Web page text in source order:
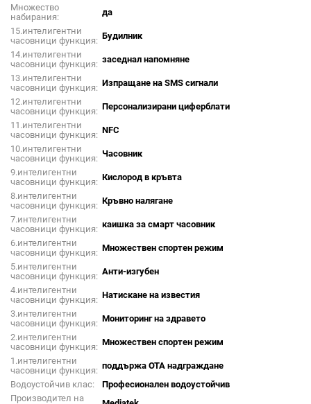
Множество
набирания:
да
15.интелигентни
часовници функция: Будилник
14.интелигентни
часовници функция: заседнал напомняне
13.интелигентни
часовници функция: Изпращане на SMS сигнали
12.интелигентни
часовници функция: Персонализирани циферблати
11.интелигентни
часовници функция: NFC
10.интелигентни
часовници функция: Часовник
9.интелигентни
часовници функция: Кислород в кръвта
8.интелигентни
часовници функция: Кръвно налягане
7.интелигентни
часовници функция: каишка за смарт часовник
6.интелигентни
часовници функция: Множествен спортен режим
5.интелигентни
часовници функция: Анти-изгубен
4.интелигентни
часовници функция: Натискане на известия
3.интелигентни
часовници функция: Мониторинг на здравето
2.интелигентни
часовници функция: Множествен спортен режим
1.интелигентни
часовници функция: поддържа OTA надграждане
Водоустойчив клас:
Професионален водоустойчив
Производител на